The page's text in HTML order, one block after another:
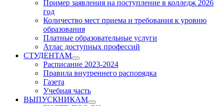
Пример заявления на поступление в колледж 2026
год
Количество мест приема и требования к уровню
образования
Платные образовательные услуги
Атлас доступных профессий
СТУДЕНТАМ
Show
sub
menu
Расписание 2023-2024
Правила внутреннего распорядка
Газета
Учебная часть
ВЫПУСКНИКАМ